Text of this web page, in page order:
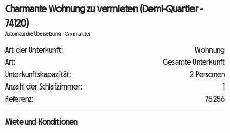
Charmante Wohnung zu vermieten (Demi-Quartier -
74120)
Automatische Übersetzung -Originaltitel
Art der Unterkunft:
Wohnung
Art:
Gesamte Unterkunft
Unterkunftskapazität:
2 Personen
Anzahl der Schlafzimmer:
1
Referenz:
75256
Miete und Konditionen